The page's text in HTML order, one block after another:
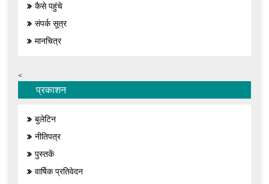
कैसे पहुंचे
संपर्क सूत्र
मानचित्र
<
प्रकाशन
बुलेटिन
नीतिपत्र
पुस्तकें
वार्षिक प्रतिवेदन